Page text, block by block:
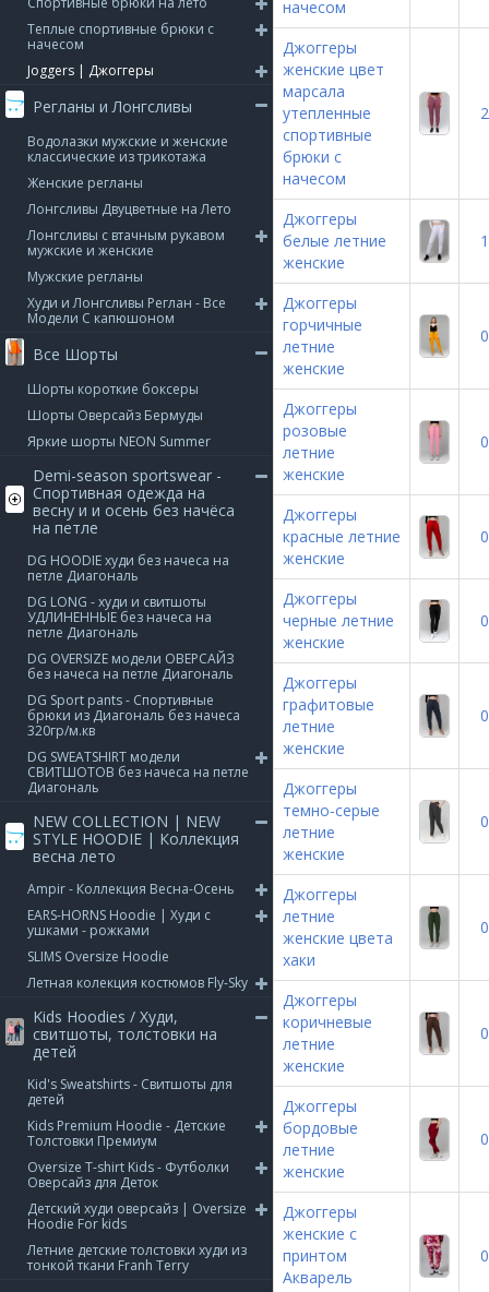
Теплые спортивные брюки с
начесом
Joggers | Джоггеры
Регланы и Лонгсливы
Водолазки мужские и женские
классические из трикотажа
Женские регланы
Лонгсливы Двуцветные на Лето
Лонгсливы с втачным рукавом
мужские и женские
Мужские регланы
Худи и Лонгсливы Реглан - Все
Модели С капюшоном
Все Шорты
Шорты короткие боксеры
Шорты Оверсайз Бермуды
Яркие шорты NEON Summer
Demi-season sportswear -
Спортивная одежда на
весну и и осень без начёса
на петле
DG HOODIE худи без начеса на
петле Диагональ
DG LONG - худи и свитшоты
УДЛИНЕННЫЕ без начеса на
петле Диагональ
DG OVERSIZE модели ОВЕРСАЙЗ
без начеса на петле Диагональ
DG Sport pants - Спортивные
брюки из Диагональ без начеса
320гр/м.кв
DG SWEATSHIRT модели
СВИТШОТОВ без начеса на петле
Диагональ
NEW COLLECTION | NEW
STYLE HOODIE | Коллекция
весна лето
Ampir - Коллекция Весна-Осень
EARS-HORNS Hoodie | Худи с
ушками - рожками
SLIMS Oversize Hoodie
Летная колекция костюмов Fly-Sky
Kids Hoodies / Худи,
свитшоты, толстовки на
детей
Kid's Sweatshirts - Свитшоты для
детей
Kids Premium Hoodie - Детские
Толстовки Премиум
Oversize T-shirt Kids - Футболки
Оверсайз для Деток
Детский худи оверсайз | Oversize
Hoodie For kids
Летние детские толстовки худи из
тонкой ткани Franh Terry
начесом
Джоггеры
женские цвет
марсала
утепленные
спортивные
брюки с
начесом
2
Джоггеры
белые летние
женские
1
Джоггеры
горчичные
летние
женские
0
Джоггеры
розовые
летние
женские
0
Джоггеры
красные летние
женские
0
Джоггеры
черные летние
женские
0
Джоггеры
графитовые
летние
женские
0
Джоггеры
темно-серые
летние
женские
0
Джоггеры
летние
женские цвета
хаки
0
Джоггеры
коричневые
летние
женские
0
Джоггеры
бордовые
летние
женские
0
Джоггеры
женские с
принтом
Акварель
0